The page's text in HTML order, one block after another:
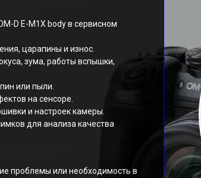
D E-M1X body в сервисном
царапины и износ.
зума, работы вспышки,
или пыли.
на сенсоре.
и настроек камеры.
для анализа качества
проблемы или необходимость в